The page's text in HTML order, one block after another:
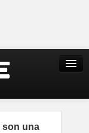
son una